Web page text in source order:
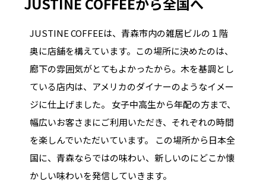
JUSTINE COFFEEは、青森市内の雑居ビルの１階
奥に店舗を構えています。この場所に決めたのは、
廊下の雰囲気がとてもよかったから。木を基調とし
ている店内は、アメリカのダイナーのようなイメー
ジに仕上げました。 女子中高生から年配の方まで、
幅広いお客さまにご利用いただき、それぞれの時間
を楽しんでいただいています。 この場所から日本全
国に、青森ならではの味わい、新しいのにどこか懐
かしい味わいを発信していきます。